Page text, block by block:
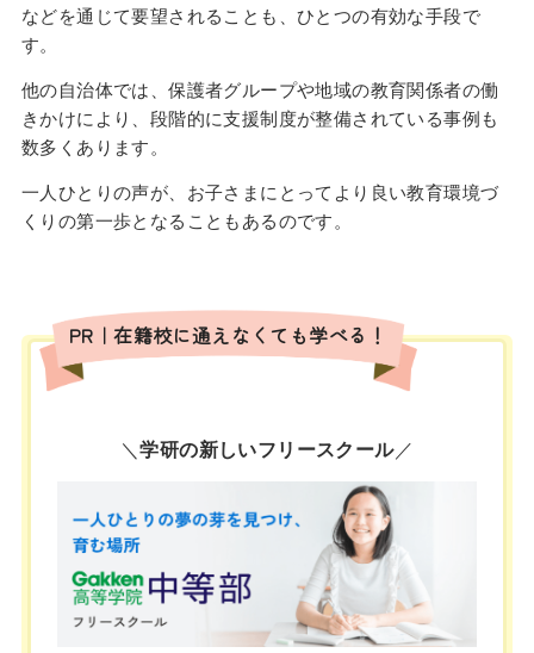
などを通じて要望されることも、ひとつの有効な手段で
す。
他の自治体では、保護者グループや地域の教育関係者の働
きかけにより、段階的に支援制度が整備されている事例も
数多くあります。
一人ひとりの声が、お子さまにとってより良い教育環境づ
くりの第一歩となることもあるのです。
PR｜在籍校に通えなくても学べる！
＼学研の新しいフリースクール／